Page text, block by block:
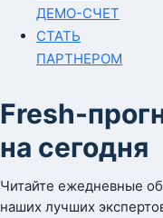
ДЕМО-СЧЕТ
СТАТЬ
ПАРТНЕРОМ
Fresh-
на сегодня
Читайте ежедневные
наших лучших